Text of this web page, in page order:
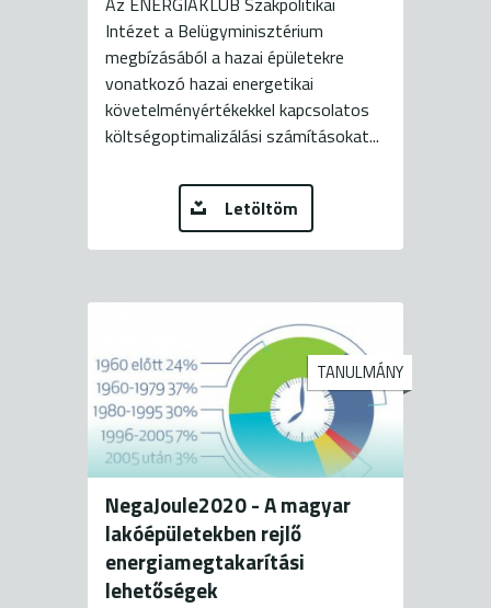
Intézet a Belügyminisztérium
megbízásából a hazai épületekre
vonatkozó hazai energetikai
követelményértékekkel kapcsolatos
költségoptimalizálási számításokat...
Letöltöm
TANULMÁNY
NegaJoule2020 - A magyar
lakóépületekben rejlő
energiamegtakarítási
lehetőségek